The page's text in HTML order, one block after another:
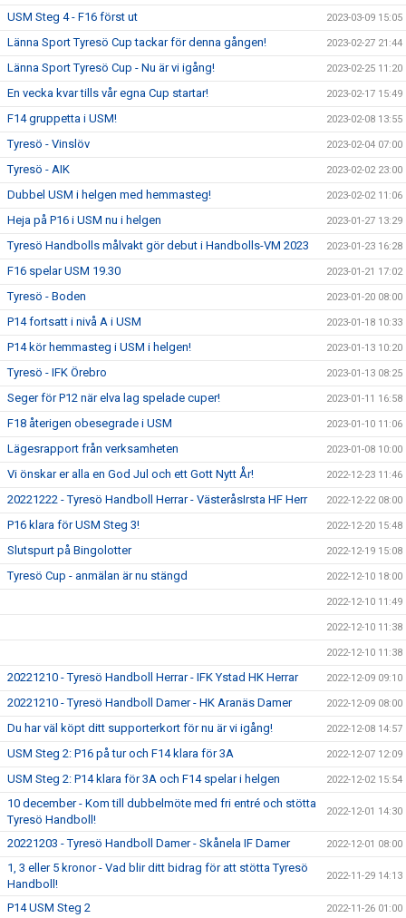
USM Steg 4 - F16 först ut 2023-03-09 15:05
Länna Sport Tyresö Cup tackar för denna gången! 2023-02-27 21:44
Länna Sport Tyresö Cup - Nu är vi igång! 2023-02-25 11:20
En vecka kvar tills vår egna Cup startar! 2023-02-17 15:49
F14 gruppetta i USM! 2023-02-08 13:55
Tyresö - Vinslöv 2023-02-04 07:00
Tyresö - AIK 2023-02-02 23:00
Dubbel USM i helgen med hemmasteg! 2023-02-02 11:06
Heja på P16 i USM nu i helgen 2023-01-27 13:29
Tyresö Handbolls målvakt gör debut i Handbolls-VM 2023 2023-01-23 16:28
F16 spelar USM 19.30 2023-01-21 17:02
Tyresö - Boden 2023-01-20 08:00
P14 fortsatt i nivå A i USM 2023-01-18 10:33
P14 kör hemmasteg i USM i helgen! 2023-01-13 10:20
Tyresö - IFK Örebro 2023-01-13 08:25
Seger för P12 när elva lag spelade cuper! 2023-01-11 16:58
F18 återigen obesegrade i USM 2023-01-10 11:06
Lägesrapport från verksamheten 2023-01-08 10:00
Vi önskar er alla en God Jul och ett Gott Nytt År! 2022-12-23 11:46
20221222 - Tyresö Handboll Herrar - VästeråsIrsta HF Herr 2022-12-22 08:00
P16 klara för USM Steg 3! 2022-12-20 15:48
Slutspurt på Bingolotter 2022-12-19 15:08
Tyresö Cup - anmälan är nu stängd 2022-12-10 18:00
2022-12-10 11:49
2022-12-10 11:38
2022-12-10 11:38
20221210 - Tyresö Handboll Herrar - IFK Ystad HK Herrar 2022-12-09 09:10
20221210 - Tyresö Handboll Damer - HK Aranäs Damer 2022-12-09 08:00
Du har väl köpt ditt supporterkort för nu är vi igång! 2022-12-08 14:57
USM Steg 2: P16 på tur och F14 klara för 3A 2022-12-07 12:09
USM Steg 2: P14 klara för 3A och F14 spelar i helgen 2022-12-02 15:54
10 december - Kom till dubbelmöte med fri entré och stötta
Tyresö Handboll!
2022-12-01 14:30
20221203 - Tyresö Handboll Damer - Skånela IF Damer 2022-12-01 08:00
1, 3 eller 5 kronor - Vad blir ditt bidrag för att stötta Tyresö
Handboll!
2022-11-29 14:13
P14 USM Steg 2 2022-11-26 01:00